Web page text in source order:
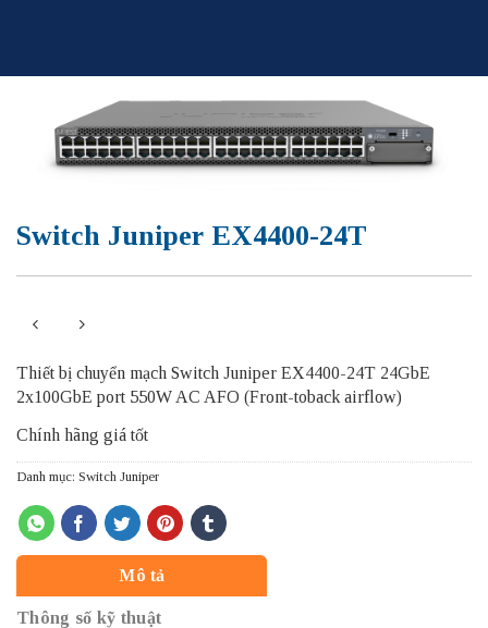
Switch Juniper EX4400-24T
Thiết bị chuyển mạch Switch Juniper EX4400-24T 24GbE
2x100GbE port 550W AC AFO (Front-toback airflow)
Chính hãng giá tốt
Danh mục: Switch Juniper
Mô tả
Thông số kỹ thuật